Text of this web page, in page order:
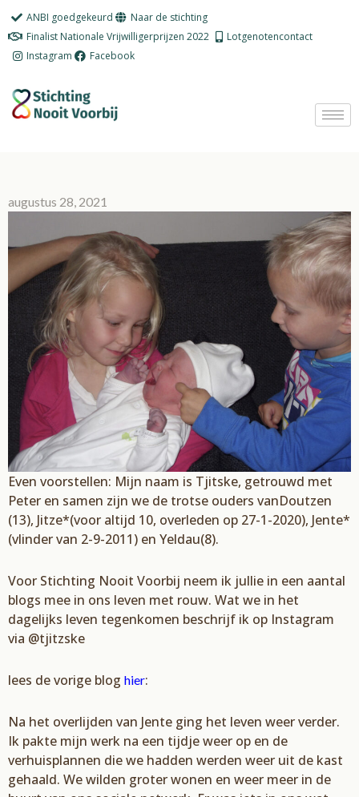
ANBI goedgekeurd
Naar de stichting
Finalist Nationale Vrijwilligerprijzen 2022
Lotgenotencontact
Instagram
Facebook
augustus 28, 2021
Even voorstellen: Mijn naam is Tjitske, getrouwd met
Peter en samen zijn we de trotse ouders vanDoutzen
(13), Jitze*(voor altijd 10, overleden op 27-1-2020), Jente*
(vlinder van 2-9-2011) en Yeldau(8).
Voor Stichting Nooit Voorbij neem ik jullie in een aantal
blogs mee in ons leven met rouw. Wat we in het
dagelijks leven tegenkomen beschrijf ik op Instagram
via @tjitzske
lees de vorige blog hier:
Na het overlijden van Jente ging het leven weer verder.
Ik pakte mijn werk na een tijdje weer op en de
verhuisplannen die we hadden werden weer uit de kast
gehaald. We wilden groter wonen en weer meer in de